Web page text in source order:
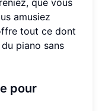
amusiez
tout ce dont
piano sans
pour